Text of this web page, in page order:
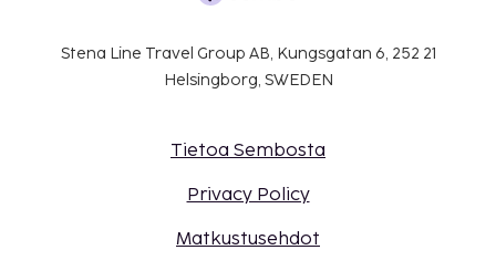
Stena Line Travel Group AB, Kungsgatan 6, 252 21
Helsingborg, SWEDEN
Tietoa Sembosta
Privacy Policy
Matkustusehdot